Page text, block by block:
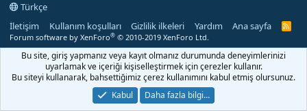
Türkçe
İletişim
Kullanım koşulları Gizlilik ilkeleri Yardım Ana sayfa
R
Forum software by XenForo® © 2010-2019 XenForo Ltd.
Bu site, giriş yapmanız veya kayıt olmanız durumunda deneyimlerinizi
uyarlamak ve içeriği kişiselleştirmek için çerezler kullanır.
Bu siteyi kullanarak, bahsettiğimiz çerez kullanımını kabul etmiş olursunuz.
Kabul
Daha fazla bilgi…